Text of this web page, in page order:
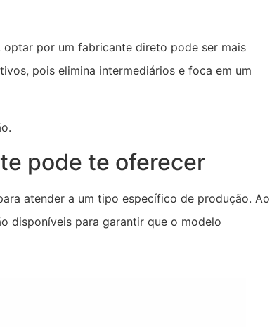
por um fabricante direto pode ser mais
pois elimina intermediários e foca em um
pode te oferecer
atender a um tipo específico de produção. Ao
disponíveis para garantir que o modelo